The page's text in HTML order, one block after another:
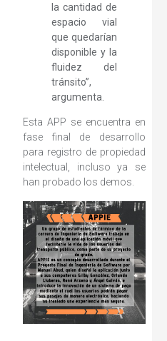
la cantidad de
espacio vial
que quedarían
disponible y la
fluidez del
tránsito”,
argumenta.
Esta APP se encuentra en
fase final de desarrollo
para registro de propiedad
intelectual, incluso ya se
han probado los demos.